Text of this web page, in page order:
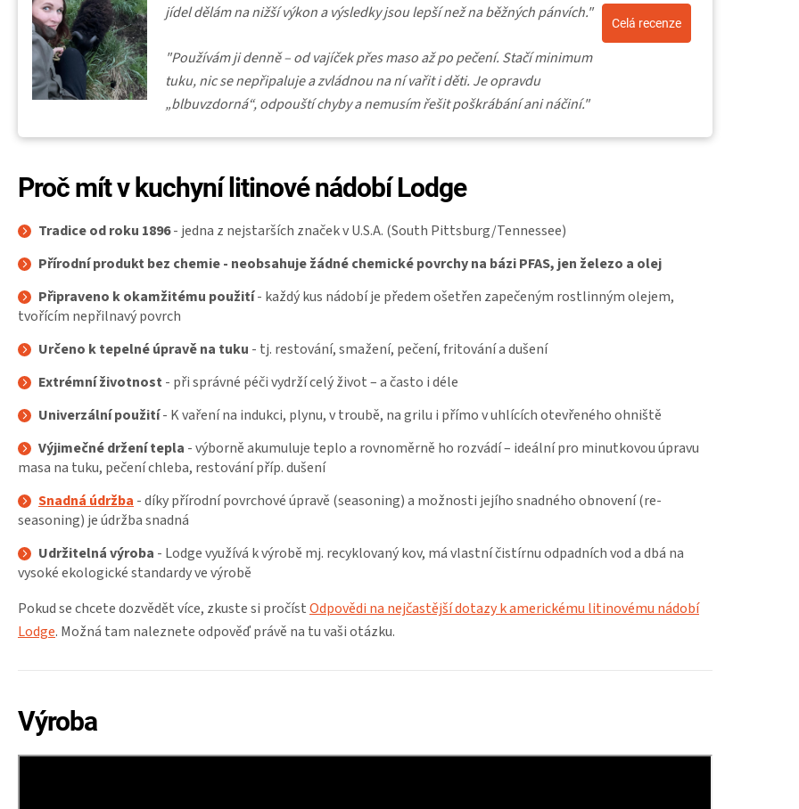
jídel dělám na nižší výkon a výsledky jsou lepší než na běžných pánvích."
"Používám ji denně – od vajíček přes maso až po pečení. Stačí minimum
tuku, nic se nepřipaluje a zvládnou na ní vařit i děti. Je opravdu
„blbuvzdorná“, odpouští chyby a nemusím řešit poškrábání ani náčiní."
Celá recenze
Proč mít v kuchyní litinové nádobí Lodge
Tradice od roku 1896- jedna z nejstarších značek v U.S.A. (South Pittsburg/Tennessee)
Přírodní produkt bez chemie - neobsahuje žádné chemické povrchy na bázi PFAS, jen železo a olej
Připraveno k okamžitému použití- každý kus nádobí je předem ošetřen zapečeným rostlinným olejem,
tvořícím nepřilnavý povrch
Určeno k tepelné úpravě na tuku - tj. restování, smažení, pečení, fritování a dušení
Extrémní životnost- při správné péči vydrží celý život – a často i déle
Univerzální použití- K vaření na indukci, plynu, v troubě, na grilu i přímo v uhlících otevřeného ohniště
Výjimečné držení tepla - výborně akumuluje teplo a rovnoměrně ho rozvádí – ideální pro minutkovou úpravu
masa na tuku, pečení chleba, restování příp. dušení
Snadná údržba - díky přírodní povrchové úpravě (seasoning) a možnosti jejího snadného obnovení (re-
seasoning) je údržba snadná
Udržitelná výroba - Lodge využívá k výrobě mj. recyklovaný kov, má vlastní čistírnu odpadních vod a dbá na
vysoké ekologické standardy ve výrobě
Pokud se chcete dozvědět více, zkuste si pročístOdpovědi na nejčastější dotazy k americkému litinovému nádobí
Lodge. Možná tam naleznete odpověď právě na tu vaši otázku.
Výroba